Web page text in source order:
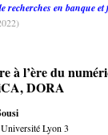
recherches en banque
à l’ère du
DORA
Lyon 3